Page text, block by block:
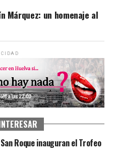
Márquez: un homenaje al
Roque inauguran el Trofeo